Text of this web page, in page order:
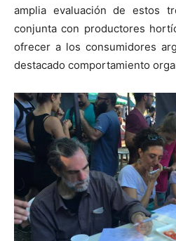
amplia evaluación de estos
conjunta con productores
ofrecer a los consumidores
destacado comportamiento